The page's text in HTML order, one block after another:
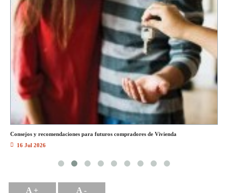
Consejos y recomendaciones para futuros compradores de Vivienda
16 Jul 2026
A + A -